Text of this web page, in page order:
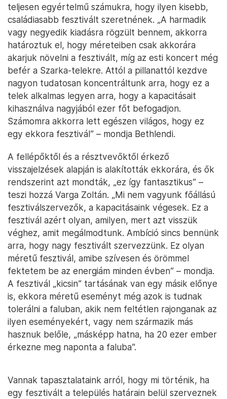
teljesen egyértelmű számukra, hogy ilyen kisebb,
családiasabb fesztivált szeretnének. „A harmadik
vagy negyedik kiadásra rögzült bennem, akkorra
határoztuk el, hogy méreteiben csak akkorára
akarjuk növelni a fesztivált, míg az esti koncert még
befér a Szarka-telekre. Attól a pillanattól kezdve
nagyon tudatosan koncentráltunk arra, hogy ez a
telek alkalmas legyen arra, hogy a kapacitásait
kihasználva nagyjából ezer főt befogadjon.
Számomra akkorra lett egészen világos, hogy ez
egy ekkora fesztivál” – mondja Bethlendi.
A fellépőktől és a résztvevőktől érkező
visszajelzések alapján is alakították ekkorára, és ők
rendszerint azt mondták, „ez így fantasztikus” –
teszi hozzá Varga Zoltán. „Mi nem vagyunk főállású
fesztiválszervezők, a kapacitásaink végesek. Ez a
fesztivál azért olyan, amilyen, mert azt visszük
véghez, amit megálmodtunk. Ambíció sincs bennünk
arra, hogy nagy fesztivált szervezzünk. Ez olyan
méretű fesztivál, amibe szívesen és örömmel
fektetem be az energiám minden évben” – mondja.
A fesztivál „kicsin” tartásának van egy másik előnye
is, ekkora méretű eseményt még azok is tudnak
tolerálni a faluban, akik nem feltétlen rajonganak az
ilyen eseményekért, vagy nem származik más
hasznuk belőle, „másképp hatna, ha 20 ezer ember
érkezne meg naponta a faluba”.
Vannak tapasztalataink arról, hogy mi történik, ha
egy fesztivált a település határain belül szerveznek